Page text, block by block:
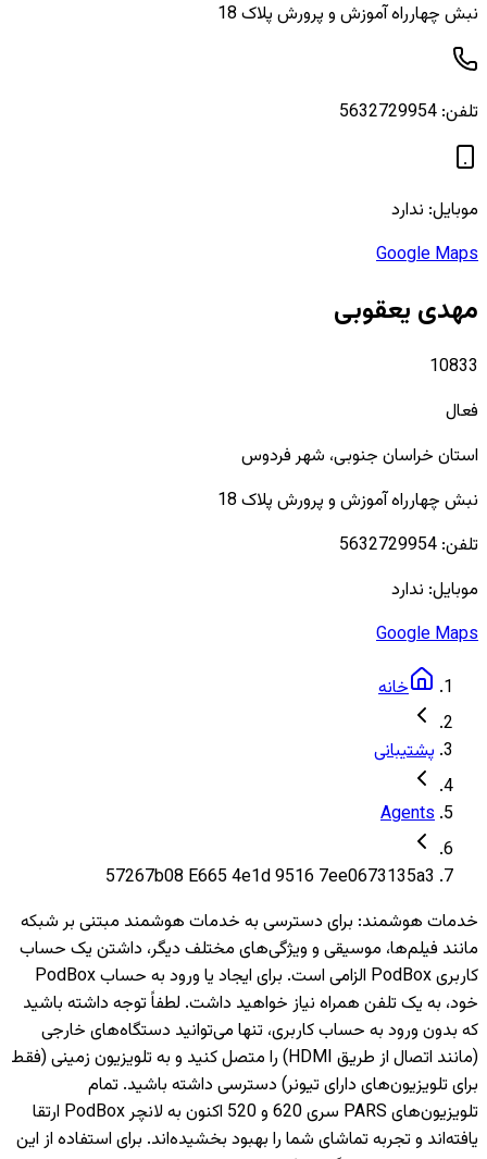
نبش چهارراه آموزش و پرورش پلاک 18
تلفن: 5632729954
موبایل: ندارد
Google Maps
مهدی یعقوبی
10833
فعال
استان خراسان جنوبی، شهرفردوس
نبش چهارراه آموزش و پرورش پلاک 18
تلفن: 5632729954
موبایل: ندارد
Google Maps
خانه
پشتیبانی
Agents
57267b08 E665 4e1d 9516 7ee0673135a3
خدمات هوشمند: برای دسترسی به خدمات هوشمند مبتنی بر شبکه
مانند فیلم‌ها، موسیقی و ویژگی‌های مختلف دیگر، داشتن یک حساب
کاربری PodBox الزامی است. برای ایجاد یا ورود به حساب PodBox
خود، به یک تلفن همراه نیاز خواهید داشت. لطفاً توجه داشته باشید
که بدون ورود به حساب کاربری، تنها می‌توانید دستگاه‌های خارجی
(مانند اتصال از طریق HDMI) را متصل کنید و به تلویزیون‌ زمینی (فقط
برای تلویزیون‌های دارای تیونر) دسترسی داشته باشید. تمام
تلویزیون‌های PARS سری 620 و 520 اکنون به لانچر PodBox ارتقا
یافته‌اند و تجربه تماشای شما را بهبود بخشیده‌اند. برای استفاده از این